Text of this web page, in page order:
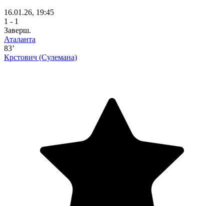
16.01.26, 19:45
1 - 1
Заверш.
Аталанта
83’
Крстович (Сулемана)